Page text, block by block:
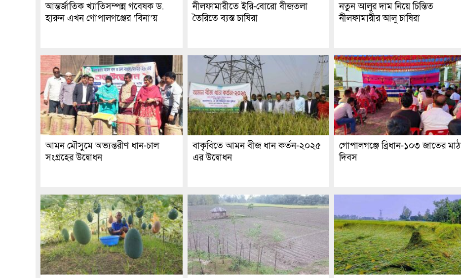
আন্তর্জাতিক খ্যাতিসম্পন্ন গবেষক ড.
হারুন এখন গোপালগঞ্জের ‘বিনা’য়
নীলফামারীতে ইরি-বোরো বীজতলা
তৈরিতে ব্যস্ত চাষিরা
নতুন আলুর দাম নিয়ে চিন্তিত
নীলফামারীর আলু চাষিরা
আমন মৌসুমে অভ্যন্তরীণ ধান-চাল
সংগ্রহের উদ্বোধন
বাকৃবিতে আমন বীজ ধান কর্তন-২০২৫
এর উদ্বোধন
গোপালগঞ্জে ব্রিধান-১০৩ জাতের মাঠ
দিবস